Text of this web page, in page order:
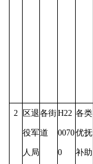
2 区退
役军
人局
各街
道
H22
0070
0
各类
优抚
补助